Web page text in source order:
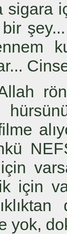
sigara
için
yok,